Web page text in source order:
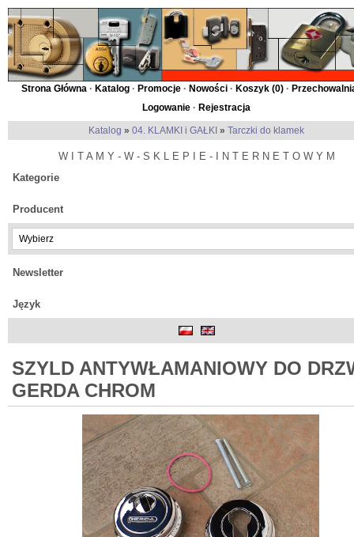
Strona Główna · Katalog · Promocje · Nowości · Koszyk (0) ·
Logowanie · Rejestracja
Katalog » 04. KLAMKI i GAŁKI » Tarczki do klamek
W I T A M Y - W - S K L E P I E - I N T E R N E T O W Y M
Kategorie
Producent
Newsletter
Język
SZYLD ANTYWŁAMANIOWY DO
GERDA CHROM